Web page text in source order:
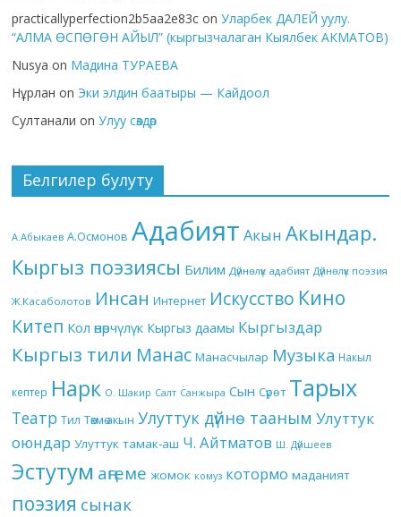
practicallyperfection2b5aa2e83c onУларбек ДАЛЕЙ уулу.
“АЛМА ӨСПӨГӨН АЙЫЛ” (кыргызчалаган Кыялбек АКМАТОВ)
Nusya on Мадина ТУРАЕВА
Нұрлан on Эки элдин баатыры — Кайдоол
Султанали onУлуу сөздөр
Белгилер булуту
А.Абыкаев А.Осмонов Адабият Акын Акындар.
Кыргыз поэзиясы Билим Дүйнөлүк адабият Дүйнөлүк поэзия
Ж.Касаболотов Инсан Интернет Искусство Кино
Китеп Кол өнөрчүлүк Кыргыз даамы Кыргыздар
Кыргыз тили Манас Манасчылар Музыка Накыл
кептер Нарк О. Шакир Салт Санжыра Сын Сүрөт Тарых
Театр Тил Төкмө акын Улуттук дүйнө тааным Улуттук
оюндар Улуттук тамак-аш Ч. Айтматов Ш. Дүйшеев
Эстутум аңгеме жомок комуз котормо маданият
поэзия сынак